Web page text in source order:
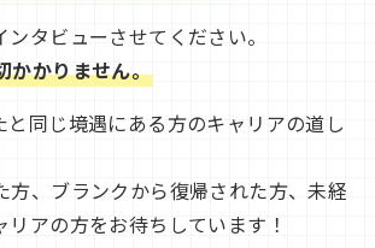
タビューさせてください。
かかりません。
同じ境遇にある方のキャリアの道し
、ブランクから復帰された方、未経
アの方をお待ちしています！